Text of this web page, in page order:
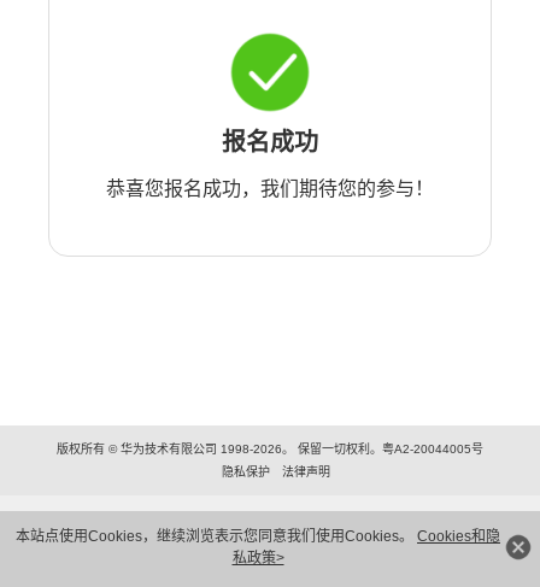
本站点使用Cookies，继续浏览表示您同意我们使用Cookies。 Cookies和隐
私政策>
报名成功
恭喜您报名成功，我们期待您的参与！
版权所有 © 华为技术有限公司 1998-2026。 保留一切权利。粤A2-20044005号
隐私保护
法律声明